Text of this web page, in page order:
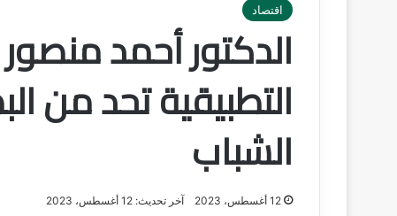
اقتصاد
الدكتور أحمد
التطبيقية تحد من
الشباب
12 أغسطس، 2023 آخر تحديث: 12 أغسطس، 2023